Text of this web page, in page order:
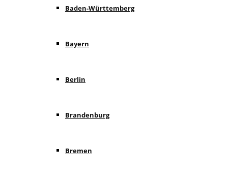
Baden-Württemberg
Bayern
Berlin
Brandenburg
Bremen